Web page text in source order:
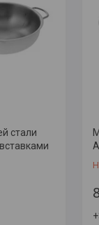
стали